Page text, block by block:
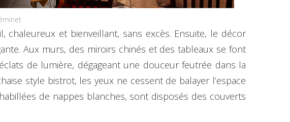
chaleureux et bienveillant, sans excès. Ensuite, le décor
Aux murs, des miroirs chinés et des tableaux se font
de lumière, dégageant une douceur feutrée dans la
style bistrot, les yeux ne cessent de balayer l’espace
de nappes blanches, sont disposés des couverts